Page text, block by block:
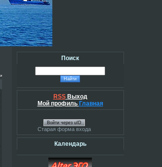
Поиск
RSS Выход
Мой профиль Главная
Войти через uID
Старая форма входа
Календарь